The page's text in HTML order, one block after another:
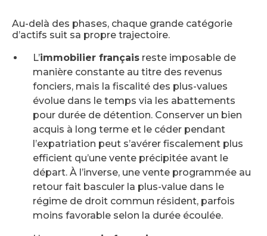
Au-delà des phases, chaque grande catégorie
d’actifs suit sa propre trajectoire.
L’immobilier français reste imposable de
manière constante au titre des revenus
fonciers, mais la fiscalité des plus-values
évolue dans le temps via les abattements
pour durée de détention. Conserver un bien
acquis à long terme et le céder pendant
l’expatriation peut s’avérer fiscalement plus
efficient qu’une vente précipitée avant le
départ. À l’inverse, une vente programmée au
retour fait basculer la plus-value dans le
régime de droit commun résident, parfois
moins favorable selon la durée écoulée.